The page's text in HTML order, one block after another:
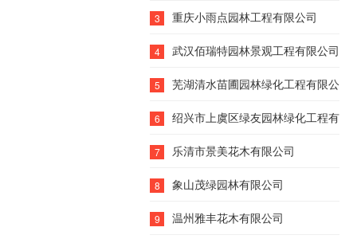
3 重庆小雨点园林工程有限公司
4 武汉佰瑞特园林景观工程有限公司
5 芜湖清水苗圃园林绿化工程有限公司
6 绍兴市上虞区绿友园林绿化工程有限
7 乐清市景美花木有限公司
8 象山茂绿园林有限公司
9 温州雅丰花木有限公司